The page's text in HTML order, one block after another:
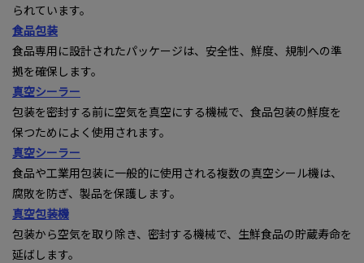
られています。
食品包装
食品専用に設計されたパッケージは、安全性、鮮度、規制への準
拠を確保します。
真空シーラー
包装を密封する前に空気を真空にする機械で、食品包装の鮮度を
保つためによく使用されます。
真空シーラー
食品や工業用包装に一般的に使用される複数の真空シール機は、
腐敗を防ぎ、製品を保護します。
真空包装機
包装から空気を取り除き、密封する機械で、生鮮食品の貯蔵寿命を
延ばします。